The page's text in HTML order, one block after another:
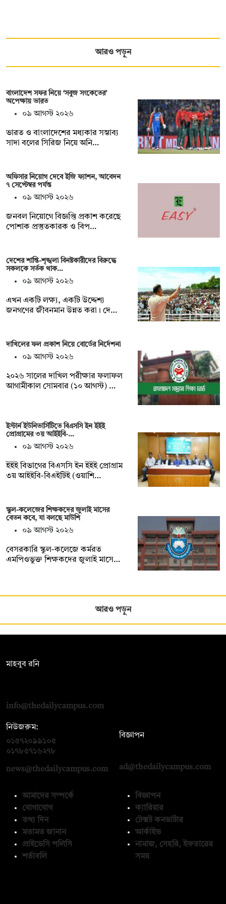
আরও পড়ুন
বাংলাদেশ সফর নিয়ে ‘সবুজ সংকেতের’
অপেক্ষায় ভারত
০৯ আগস্ট ২০২৬
ভারত ও বাংলাদেশের মধ্যকার সম্ভাব্য
সাদা বলের সিরিজ নিয়ে অনি…
অফিসার নিয়োগ দেবে ইজি ফ্যাশন, আবেদন
৭ সেপ্টেম্বর পর্যন্ত
০৯ আগস্ট ২০২৬
জনবল নিয়োগে বিজ্ঞপ্তি প্রকাশ করেছে
পোশাক প্রস্তুতকারক ও বিপ…
দেশের শান্তি-শৃঙ্খলা বিনষ্টকারীদের বিরুদ্ধে
সকলকে সর্তক থাক…
০৯ আগস্ট ২০২৬
এখন একটি লক্ষ্য, একটি উদ্দেশ্য
জনগণের জীবনমান উন্নত করা। দে…
দাখিলের ফল প্রকাশ নিয়ে বোর্ডের নির্দেশনা
০৯ আগস্ট ২০২৬
২০২৬ সালের দাখিল পরীক্ষার ফলাফল
আগামীকাল সোমবার (১০ আগস্ট) …
ইস্টার্ন ইউনিভার্সিটিতে বিএসসি ইন ইইই
প্রোগ্রামের ৩য় আইইবি-…
০৯ আগস্ট ২০২৬
ইইই বিভাগের বিএসসি ইন ইইই প্রোগ্রাম
৩য় আইইবি-বিএইটিই (ওয়াশি…
স্কুল-কলেজের শিক্ষকদের জুলাই মাসের
বেতন কবে, যা বলছে মাউশি
০৯ আগস্ট ২০২৬
বেসরকারি স্কুল-কলেজে কর্মরত
এমপিওভুক্ত শিক্ষকদের জুলাই মাসে…
আরও পড়ুন
মাহবুব রনি
info@thedailycampus.com
নিউজরুম:
০১৫৭২০৯৯১০৫
০১৭৮৫৭১৬২৭৮
news@thedailycampus.com
বিজ্ঞাপন
ad@thedailycampus.com
আমাদের সম্পর্কে
যোগাযোগ
তথ্য দিন
মতামত জানান
প্রাইভেসি পলিসি
শর্তাবলি
বিজ্ঞাপন
ক্যারিয়ার
টেক্সট কনভার্টার
আর্কাইভ
নামাজ, সেহরি, ইফতারের
সময়